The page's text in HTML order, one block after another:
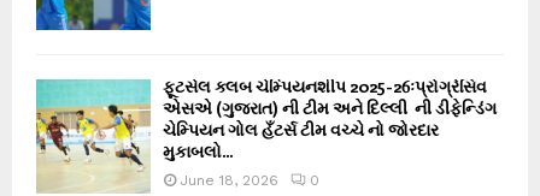
ફૂટસેલ ક્લબ ચેમ્પિયનશીપ 2025-26ઃપ્રોગ્રેસિવ
એસએ (ગુજરાત) ની ટીમ અને દિલ્લી ની ડીફેન્ડિંગ
ચેમ્પિયન ગોલ હઁટર્સ ટીમ વચ્ચે નો જોરદાર
મુકાબલો...
June 18, 2026 0